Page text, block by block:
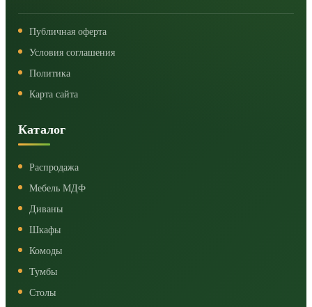
Публичная оферта
Условия соглашения
Политика
Карта сайта
Каталог
Распродажа
Мебель МДФ
Диваны
Шкафы
Комоды
Тумбы
Столы